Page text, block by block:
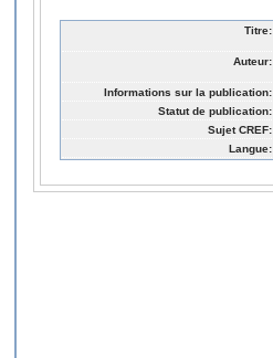
Titre:
Auteur:
Informations sur la publication:
Statut de publication:
Sujet CREF:
Langue: